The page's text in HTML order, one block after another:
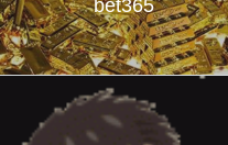
bet365